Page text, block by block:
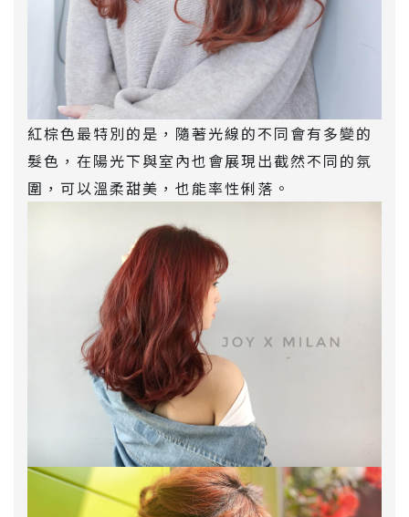
紅棕色最特別的是，隨著光線的不同會有多變的
髮色，在陽光下與室內也會展現出截然不同的氛
圍，可以溫柔甜美，也能率性俐落。